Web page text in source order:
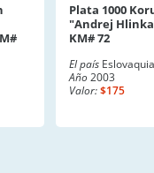
Plata 1000
"Andrej
KM# 72
El país Eslovaquia
Año2003
Valor:$175